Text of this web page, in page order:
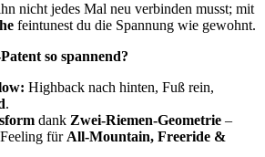
nicht jedes Mal neu verbinden musst; mit
feintunest du die Spannung wie gewohnt.
so spannend?
Highback nach hinten, Fuß rein,
.
dank Zwei-Riemen-Geometrie –
für All-Mountain, Freeride &